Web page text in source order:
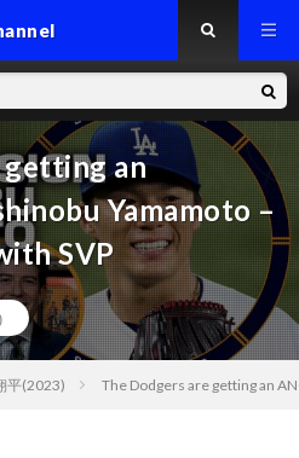
getting an
Yamamoto –
SVP
平(2023) The Dodgers are getting an